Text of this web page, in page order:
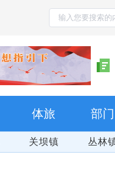
体旅 部门
关坝镇 丛林